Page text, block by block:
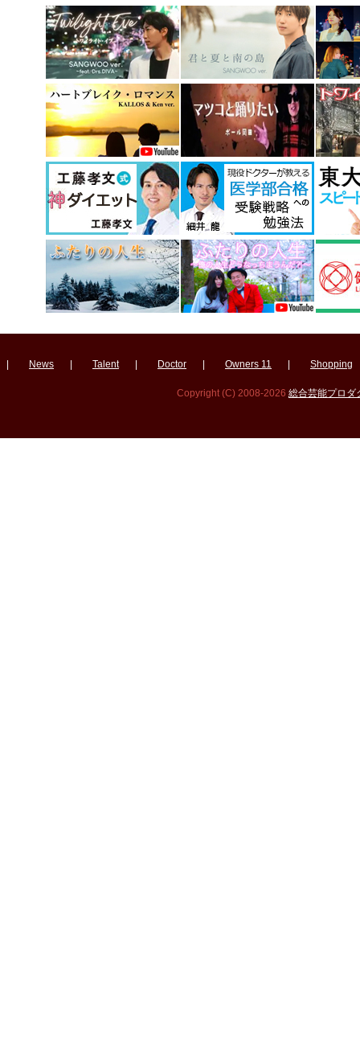
News Talent Doctor Owners 11 Shopping
Copyright (C) 2008-2026 総合芸能プロダ